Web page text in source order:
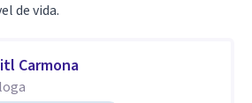
de vida.
Carmona